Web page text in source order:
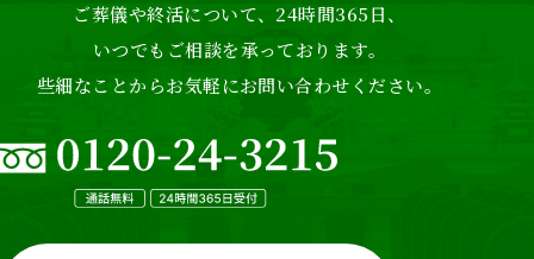
ご葬儀や終活について、24時間365日、
いつでもご相談を承っております。
些細なことからお気軽にお問い合わせください。